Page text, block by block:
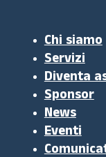
Chi siamo
Servizi
Diventa
Sponsor
News
Eventi